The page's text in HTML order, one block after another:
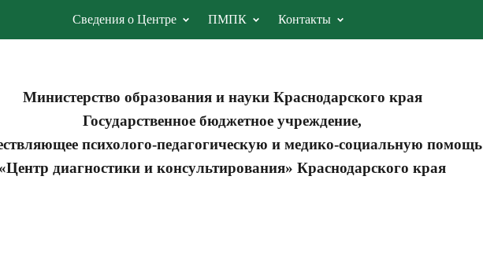
Сведения о Центре ПМПК Контакты
Министерство образования и науки Краснодарского края
Государственное бюджетное учреждение,
психолого-педагогическую и медико-социальную помощь
«Центр диагностики и консультирования» Краснодарского края